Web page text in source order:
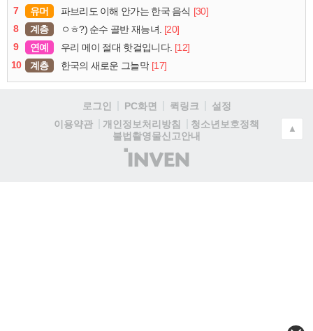
7
유머 파브리도 이해 안가는 한국 음식 [30]
8
계층 ㅇㅎ?) 순수 골반 재능녀. [20]
9
연예 우리 메이 절대 핫걸입니다. [12]
10
계층 한국의 새로운 그늘막 [17]
로그인 PC화면 퀵링크
설정
이용약관
개인정보처리방침
청소년보호정책
불법촬영물신고안내
(주)
인
▲